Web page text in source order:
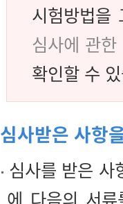
시험방법을
심사에 관
확인할 수
심사받은 사항
심사를 받은
에 다음의 서류